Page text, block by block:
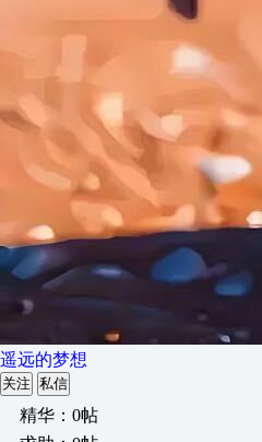
遥远的梦想
关注 私信
精华：0帖